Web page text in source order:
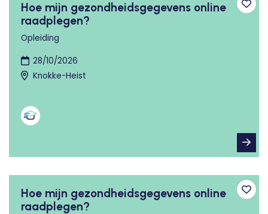
Hoe mijn gezondheidsgegevens online
raadplegen?
Opleiding
28/10/2026
Knokke-Heist
Hoe mijn gezondheidsgegevens online
raadplegen?